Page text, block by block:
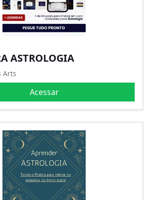
ASTROLOGIA
Arts
Acessar